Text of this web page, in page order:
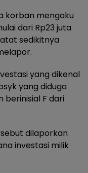
korban mengaku
dari Rp23 juta
sedikitnya
yang dikenal
yang diduga
berinisial F dari
dilaporkan
investasi milik